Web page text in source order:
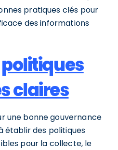
pratiques clés pour
des informations
politiques
claires
une bonne gouvernance
établir des politiques
pour la collecte, le